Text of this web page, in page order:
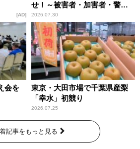
AD
せ！～被害者・加害者・警視
庁が語るトクリュウの実態
～」放送
2026.07.30
会を
東京・大田市場で千葉県産梨
「幸水」初競り
2026.07.25
記事をもっと見る